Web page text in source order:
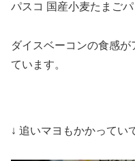
パスコ 国産小麦たまごパ
ダイスベーコンの食感
ています。
↓ 追いマヨもかかってい